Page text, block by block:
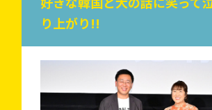
り上がり!!